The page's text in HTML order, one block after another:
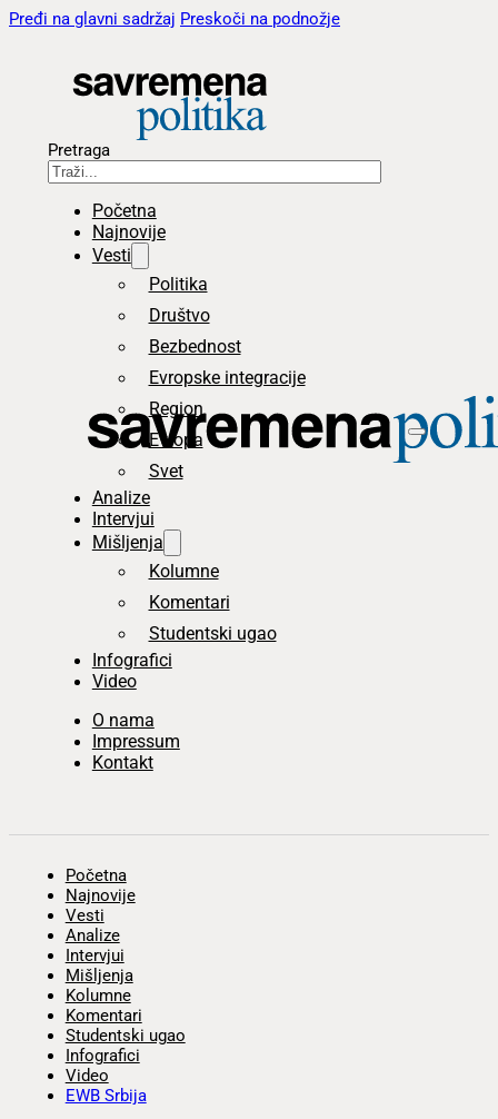
Pređi na glavni sadržaj Preskoči na podnožje
Pretraga
Početna
Najnovije
Vesti
Politika
Društvo
Bezbednost
Evropske integracije
Region
Evropa
Svet
Analize
Intervjui
Mišljenja
Kolumne
Komentari
Studentski ugao
Infografici
Video
O nama
Impressum
Kontakt
Početna
Najnovije
Vesti
Analize
Intervjui
Mišljenja
Kolumne
Komentari
Studentski ugao
Infografici
Video
EWB Srbija